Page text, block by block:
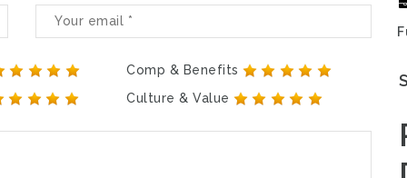
Comp & Benefits
Culture & Value